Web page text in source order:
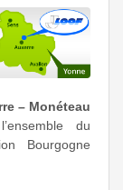
– Monéteau
du
Bourgogne